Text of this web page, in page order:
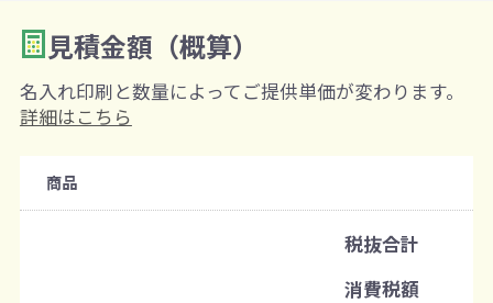
2 数量を入力
購入条件
既製品：300枚から
名入れあり：100枚から
見積金額（概算）
名入れ印刷と数量によってご提供単価が変わります。
詳細はこちら
商品
税抜合計
消費税額